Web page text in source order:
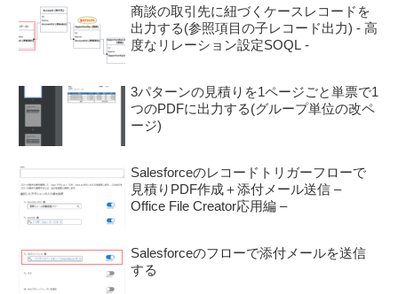
商談の取引先に紐づくケースレコードを
出力する(参照項目の子レコード出力) - 高
度なリレーション設定SOQL -
3パターンの見積りを1ページごと単票で1
つのPDFに出力する(グループ単位の改ペ
ージ)
Salesforceのレコードトリガーフローで
見積りPDF作成＋添付メール送信 –
Office File Creator応用編 –
Salesforceのフローで添付メールを送信
する